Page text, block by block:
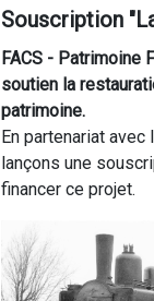
Souscription
FACS - Patrimoine
soutien la
patrimoine.
En partenariat avec
lançons une
financer ce projet.